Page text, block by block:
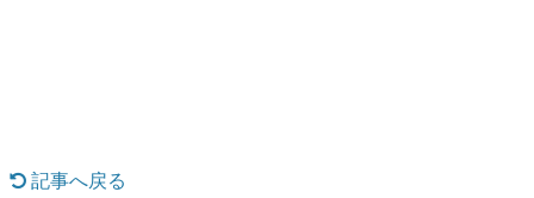
記事へ戻る